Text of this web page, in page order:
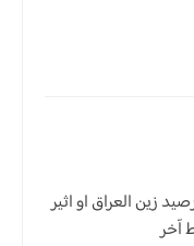
زين العراق او اثير
آخر